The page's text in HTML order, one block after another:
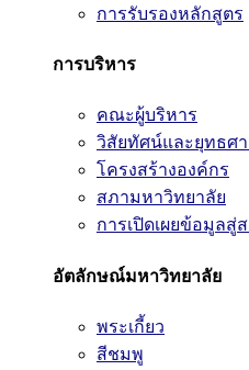
การรับรองหลักสูตร
การบริหาร
คณะผู้บริหาร
วิสัยทัศน์และยุทธศ
โครงสร้างองค์กร
สภามหาวิทยาลัย
การเปิดเผยข้อมูลสู่
อัตลักษณ์มหาวิทยาลัย
พระเกี้ยว
สีชมพู